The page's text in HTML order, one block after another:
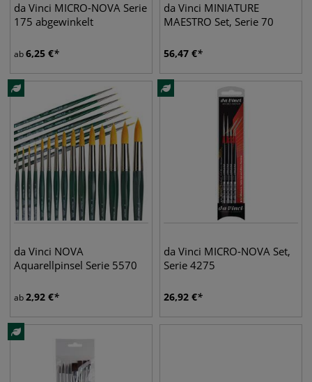
da Vinci MICRO-NOVA Serie
175 abgewinkelt
ab6,25 €
da Vinci MINIATURE
MAESTRO Set, Serie 70
56,47 €
da Vinci NOVA
Aquarellpinsel Serie 5570
ab2,92 €
da Vinci MICRO-NOVA Set,
Serie 4275
26,92 €